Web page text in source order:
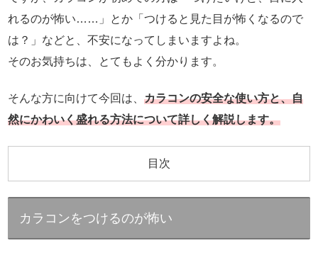
れるのが怖い……」とか「つけると見た目が怖くなるので
は？」などと、不安になってしまいますよね。
そのお気持ちは、とてもよく分かります。
そんな方に向けて今回は、 カラコンの安全な使い方と、自
然にかわいく盛れる方法について詳しく解説します。
目次
カラコンをつけるのが怖い